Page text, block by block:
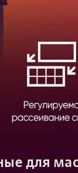
для